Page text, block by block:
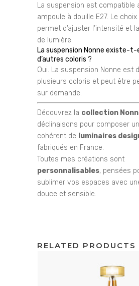
La suspension est compatible
ampoule à douille E27. Le choix
permet d’ajuster l’intensité et
de lumière.
La suspension Nonne existe-t-
d’autres coloris ?
Oui. La suspension Nonne est
plusieurs coloris et peut être
sur demande.
Découvrez la collection
déclinaisons pour composer
cohérent de luminaires
fabriqués en France.
Toutes mes créations sont
personnalisables, pensées
sublimer vos espaces avec
douce et sensible.
RELATED PRODUCTS